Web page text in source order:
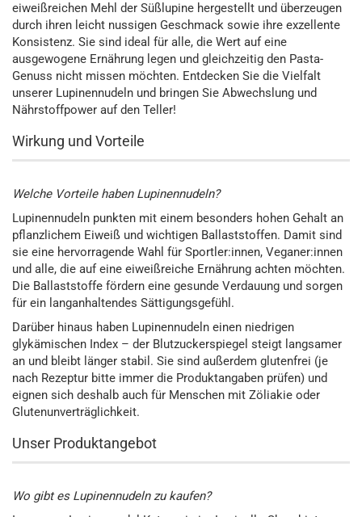
eiweißreichen Mehl der Süßlupine hergestellt und überzeugen
durch ihren leicht nussigen Geschmack sowie ihre exzellente
Konsistenz. Sie sind ideal für alle, die Wert auf eine
ausgewogene Ernährung legen und gleichzeitig den Pasta-
Genuss nicht missen möchten. Entdecken Sie die Vielfalt
unserer Lupinennudeln und bringen Sie Abwechslung und
Nährstoffpower auf den Teller!
Wirkung und Vorteile
Welche Vorteile haben Lupinennudeln?
Lupinennudeln punkten mit einem besonders hohen Gehalt an
pflanzlichem Eiweiß und wichtigen Ballaststoffen. Damit sind
sie eine hervorragende Wahl für Sportler:innen, Veganer:innen
und alle, die auf eine eiweißreiche Ernährung achten möchten.
Die Ballaststoffe fördern eine gesunde Verdauung und sorgen
für ein langanhaltendes Sättigungsgefühl.
Darüber hinaus haben Lupinennudeln einen niedrigen
glykämischen Index – der Blutzuckerspiegel steigt langsamer
an und bleibt länger stabil. Sie sind außerdem glutenfrei (je
nach Rezeptur bitte immer die Produktangaben prüfen) und
eignen sich deshalb auch für Menschen mit Zöliakie oder
Glutenunverträglichkeit.
Unser Produktangebot
Wo gibt es Lupinennudeln zu kaufen?